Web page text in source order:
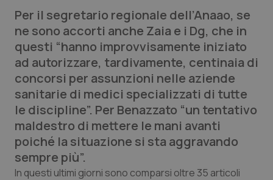
Lettere al direttore
Edizioni Regionali
QS Pro
Professionisti Sanitari.AI
Abruzzo
Basilicata
QS Pro Gold
Artrite & artrosi
QS Club Newsletter
Per il segretario regionale dell’Anaao, se
ne sono accorti anche Zaia e i Dg, che in
questi “hanno improvvisamente iniziato
ad autorizzare, tardivamente, centinaia di
concorsi per assunzioni nelle aziende
sanitarie di medici specializzati di tutte
le discipline”. Per Benazzato “un tentativo
maldestro di mettere le mani avanti
poiché la situazione si sta aggravando
sempre più”.
In questi ultimi giorni sono comparsi oltre 35 articoli